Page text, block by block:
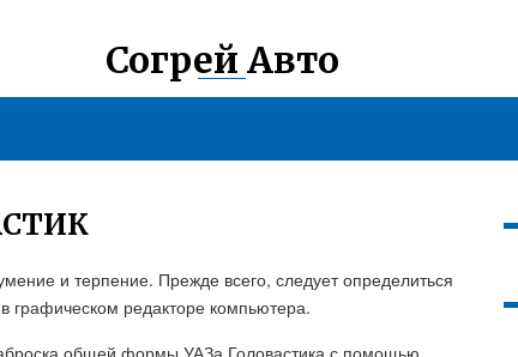
Согрей Авто
и терпение. Прежде всего, следует определиться
графическом редакторе компьютера.
общей формы УАЗа Головастика с помощью